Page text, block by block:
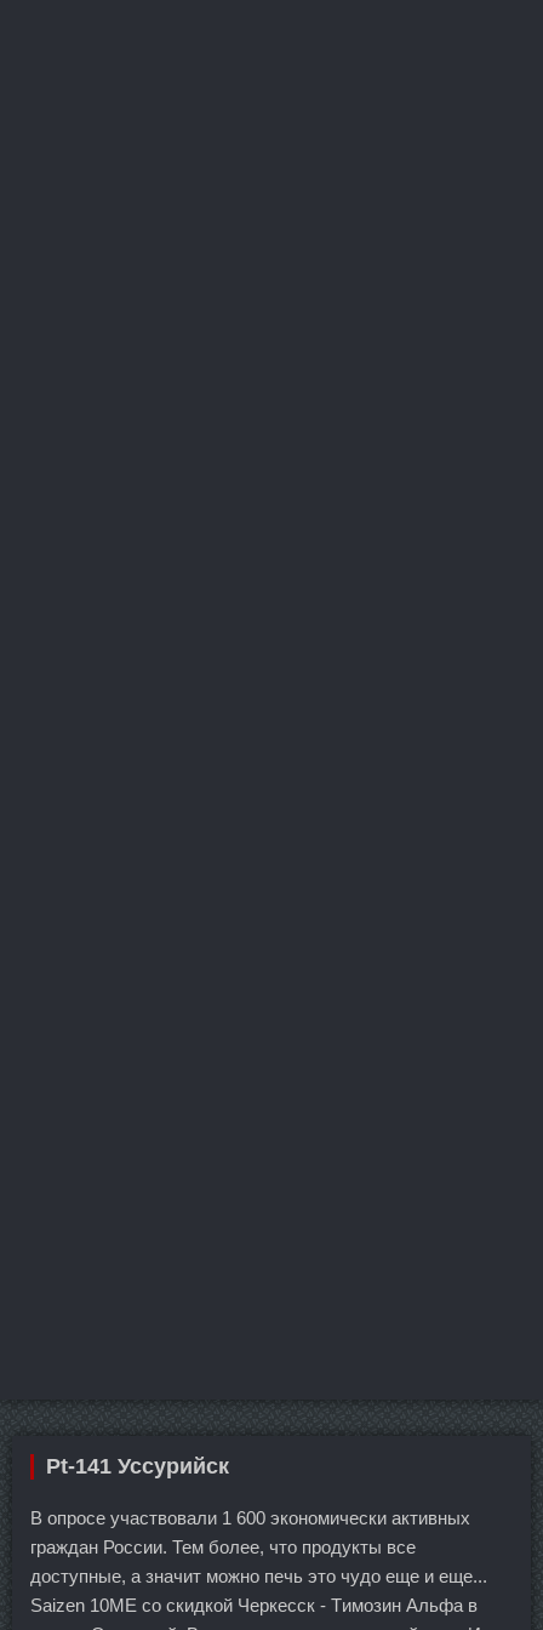
Pt-141 Уссурийск
В опросе участвовали 1 600 экономически активных
граждан России. Тем более, что продукты все
доступные, а значит можно печь это чудо еще и еще...
Saizen 10ME со скидкой Черкесск - Tимозин Альфа в